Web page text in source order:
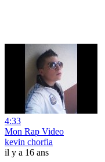
4:33
Mon Rap Video
kevin chorfia
il y a 16 ans